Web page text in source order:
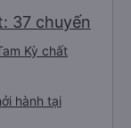
37 chuyến
Kỳ chất
hành tại